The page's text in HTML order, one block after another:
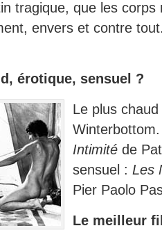
tragique, que les corps
envers et contre
érotique, sensuel ?
Le plus
Intimité de
sensuel : Les
Pier Paolo
Le meilleur